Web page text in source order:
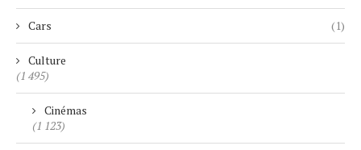
Cars (1)
Culture
(1 495)
Cinémas
(1 123)